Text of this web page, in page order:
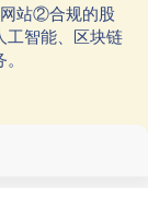
站②合规的股
工智能、区块链